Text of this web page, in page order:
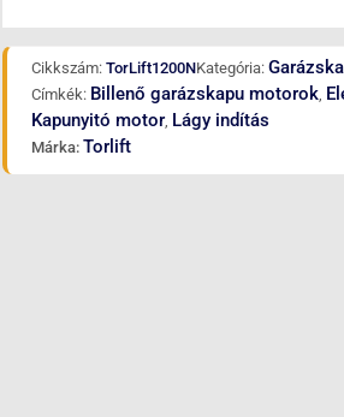
Cikkszám: TorLift1200NKategória:
Címkék: Billenő garázskapu motorok,
Kapunyitó motor, Lágy indítás
Márka: Torlift